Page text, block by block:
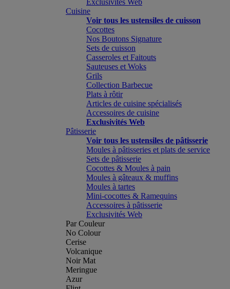
Exclusivités Web
Cuisine
Voir tous les ustensiles de cuisson
Cocottes
Nos Boutons Signature
Sets de cuisson
Casseroles et Faitouts
Sauteuses et Woks
Grils
Collection Barbecue
Plats à rôtir
Articles de cuisine spécialisés
Accessoires de cuisine
Exclusivités Web
Pâtisserie
Voir tous les ustensiles de pâtisserie
Moules à pâtisseries et plats de service
Sets de pâtisserie
Cocottes & Moules à pain
Moules à gâteaux & muffins
Moules à tartes
Mini-cocottes & Ramequins
Accessoires à pâtisserie
Exclusivités Web
Par Couleur
No Colour
Cerise
Volcanique
Noir Mat
Meringue
Azur